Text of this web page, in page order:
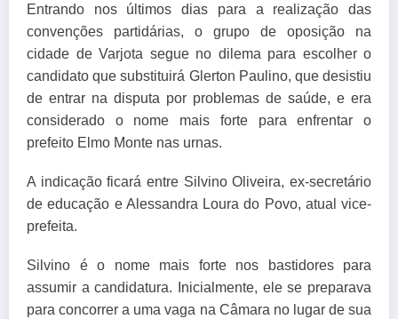
Entrando nos últimos dias para a realização das
convenções partidárias, o grupo de oposição na
cidade de Varjota segue no dilema para escolher o
candidato que substituirá Glerton Paulino, que desistiu
de entrar na disputa por problemas de saúde, e era
considerado o nome mais forte para enfrentar o
prefeito Elmo Monte nas urnas.
A indicação ficará entre Silvino Oliveira, ex-secretário
de educação e Alessandra Loura do Povo, atual vice-
prefeita.
Silvino é o nome mais forte nos bastidores para
assumir a candidatura. Inicialmente, ele se preparava
para concorrer a uma vaga na Câmara no lugar de sua